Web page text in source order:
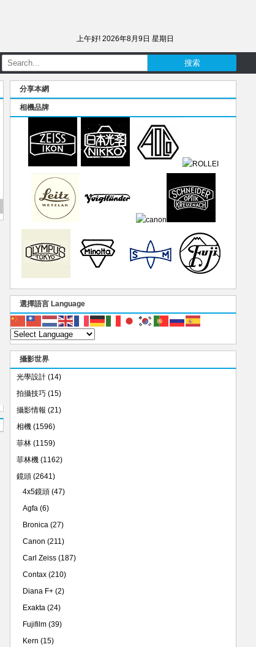
上午好! 2026年8月9日 星期日
分享本網
相機品牌
選擇語言 Language
攝影世界
光學設計 (14)
拍攝技巧 (15)
攝影情報 (21)
相機 (1596)
菲林 (1159)
菲林機 (1162)
鏡頭 (2641)
4x5鏡頭 (47)
Agfa (6)
Bronica (27)
Canon (211)
Carl Zeiss (187)
Contax (210)
Diana F+ (2)
Exakta (24)
Fujifilm (39)
Kern (15)